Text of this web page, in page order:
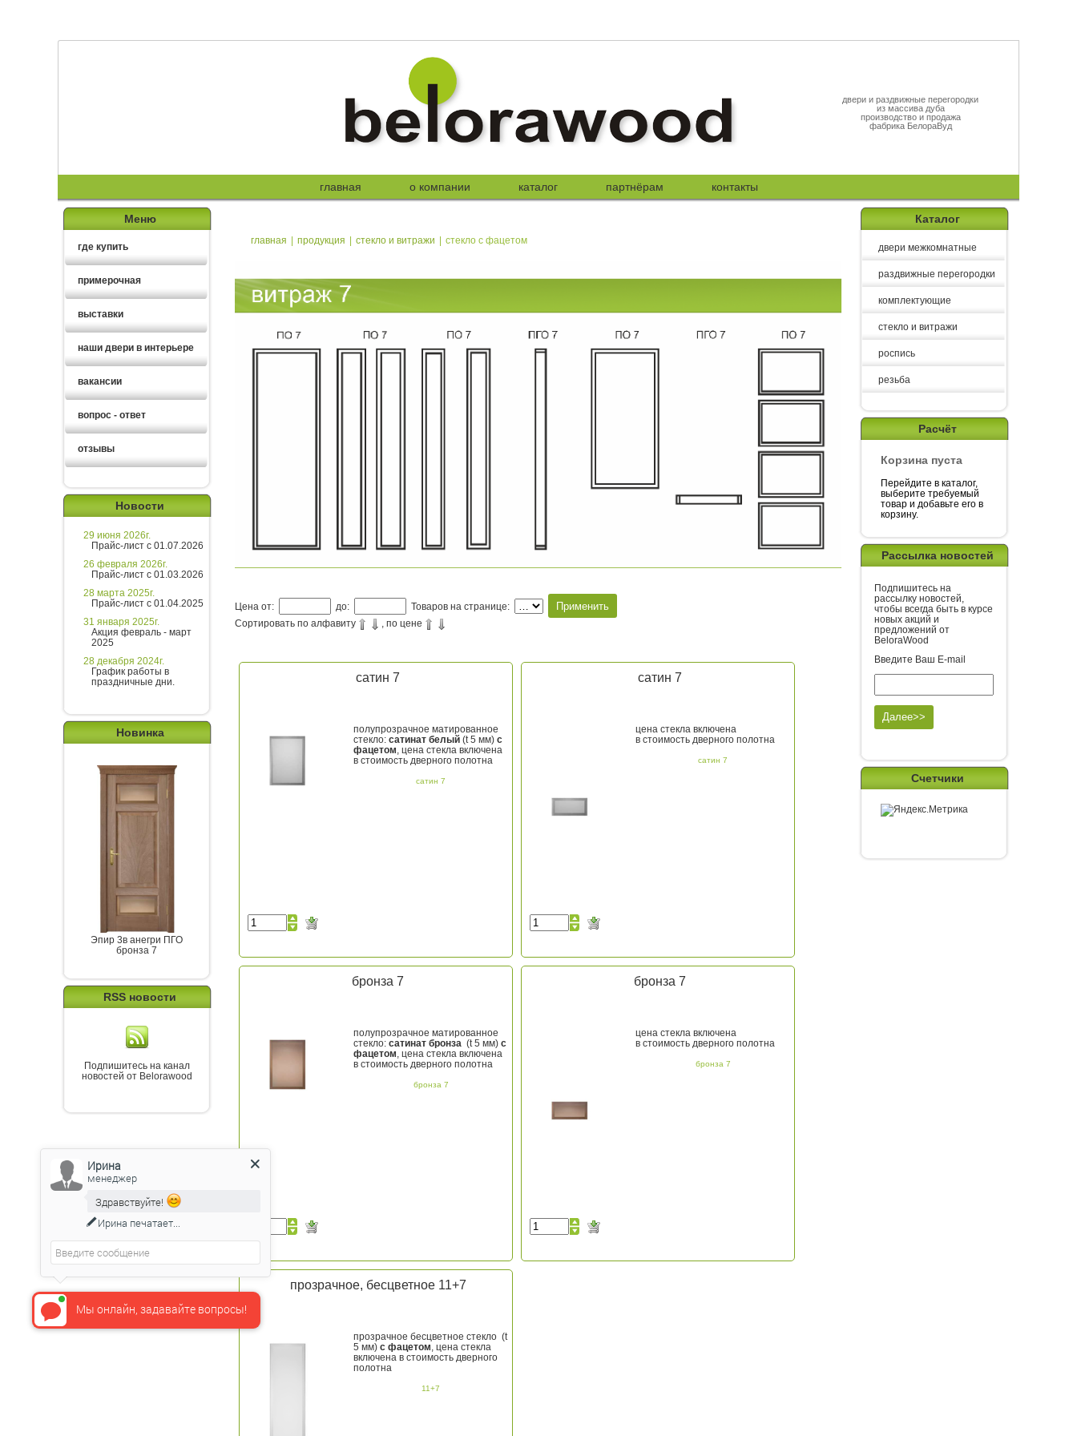
двери и раздвижные перегородки
из массива дуба
производство и продажа
фабрика БелораВуд
главная о компании каталог партнёрам контакты
Меню
где купить
примерочная
выставки
наши двери в интерьере
вакансии
вопрос - ответ
отзывы
Новости
29 июня 2026г.
Прайс-лист с 01.07.2026
26 февраля 2026г.
Прайс-лист с 01.03.2026
28 марта 2025г.
Прайс-лист с 01.04.2025
31 января 2025г.
Акция февраль - март
2025
28 декабря 2024г.
График работы в
праздничные дни.
Новинка
Эпир 3в анегри ПГО
бронза 7
RSS новости
Подпишитесь на канал
новостей от Belorawood
Каталог
двери межкомнатные
раздвижные перегородки
комплектующие
стекло и витражи
роспись
резьба
Расчёт
Корзина пуста
Перейдите в каталог,
выберите требуемый
товар и добавьте его в
корзину.
Рассылка новостей
Подпишитесь на
рассылку новостей,
чтобы всегда быть в курсе
новых акций и
предложений от
BeloraWood
Введите Ваш E-mail
Счетчики
главная | продукция | стекло и витражи | стекло с фацетом
Цена от: до:
Товаров на странице:
Сортировать по алфавиту
, по цене
сатин 7
полупрозрачное матированное
стекло: сатинат белый (t 5 мм) с
фацетом , цена стекла включена
в стоимость дверного полотна
сатин 7
сатин 7
цена стекла включена
в стоимость дверного полотна
сатин 7
бронза 7
полупрозрачное матированное
стекло: сатинат бронза (t 5 мм) с
фацетом , цена стекла включена
в стоимость дверного полотна
бронза 7
бронза 7
цена стекла включена
в стоимость дверного полотна
бронза 7
прозрачное, бесцветное 11+7
прозрачное бесцветное стекло (t
5 мм) с фацетом , цена стекла
включена в стоимость дверного
полотна
11+7
Мы онлайн, задавайте вопросы!
Ирина
менеджер
Здравствуйте!
Ирина печатает...